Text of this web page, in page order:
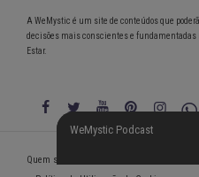
WeMystic Podcast
A WeMystic é um site de conteúdos que
decisões mais conscientes e fundamentadas
Estar.
WeMystic Podcast
Quem somos